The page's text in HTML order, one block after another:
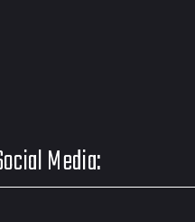
Media: